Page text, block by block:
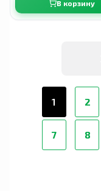
В корзину
1 2
7 8